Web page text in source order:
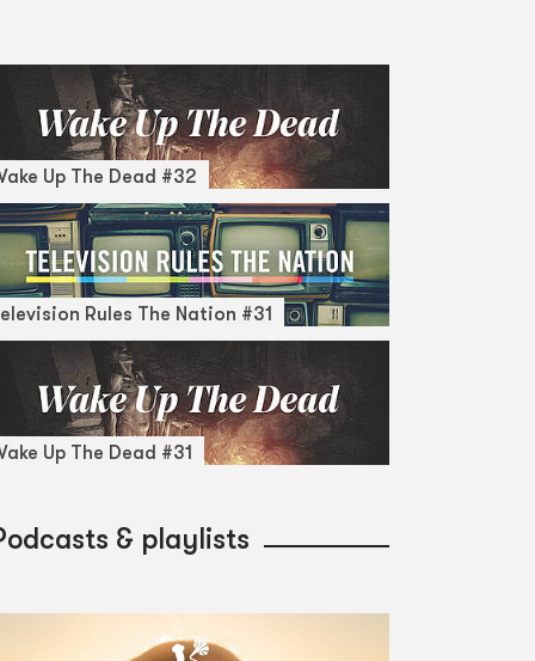
Up The Dead #32
Rules The Nation #31
Up The Dead #31
& playlists